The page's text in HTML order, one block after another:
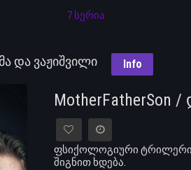
7 სერია
და ვაჟიშვილი Info
MotherFatherSon
ფსიქოლოგიური ტრილერი,
შიგნით ხდება.